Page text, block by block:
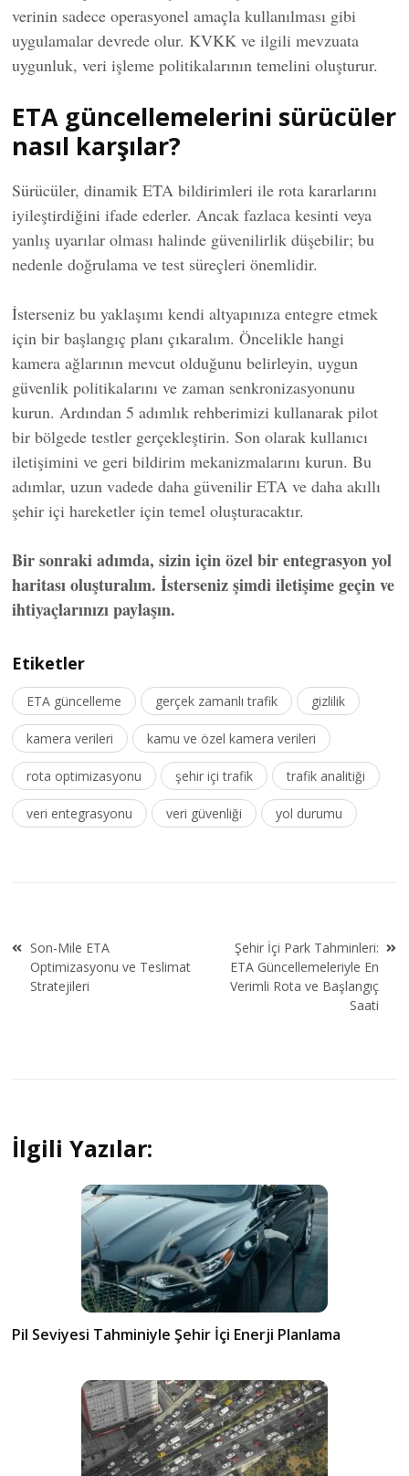
verinin sadece operasyonel amaçla kullanılması gibi
uygulamalar devrede olur. KVKK ve ilgili mevzuata
uygunluk, veri işleme politikalarının temelini oluşturur.
ETA güncellemelerini sürücüler
nasıl karşılar?
Sürücüler, dinamik ETA bildirimleri ile rota kararlarını
iyileştirdiğini ifade ederler. Ancak fazlaca kesinti veya
yanlış uyarılar olması halinde güvenilirlik düşebilir; bu
nedenle doğrulama ve test süreçleri önemlidir.
İsterseniz bu yaklaşımı kendi altyapınıza entegre etmek
için bir başlangıç planı çıkaralım. Öncelikle hangi
kamera ağlarının mevcut olduğunu belirleyin, uygun
güvenlik politikalarını ve zaman senkronizasyonunu
kurun. Ardından 5 adımlık rehberimizi kullanarak pilot
bir bölgede testler gerçekleştirin. Son olarak kullanıcı
iletişimini ve geri bildirim mekanizmalarını kurun. Bu
adımlar, uzun vadede daha güvenilir ETA ve daha akıllı
şehir içi hareketler için temel oluşturacaktır.
Bir sonraki adımda, sizin için özel bir entegrasyon yol
haritası oluşturalım. İsterseniz şimdi iletişime geçin ve
ihtiyaçlarınızı paylaşın.
Etiketler
ETA güncelleme gerçek zamanlı trafik gizlilik
kamera verileri kamu ve özel kamera verileri
rota optimizasyonu şehir içi trafik trafik analitiği
veri entegrasyonu veri güvenliği yol durumu
Yazı
gezinmesi
Son-Mile ETA
Optimizasyonu ve Teslimat
Stratejileri
Şehir İçi Park Tahminleri:
ETA Güncellemeleriyle En
Verimli Rota ve Başlangıç
Saati
İlgili Yazılar:
Pil Seviyesi Tahminiyle Şehir İçi Enerji Planlama